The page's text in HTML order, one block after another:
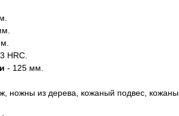
HRC.
- 125 мм.
ножны из дерева, кожаный подвес,